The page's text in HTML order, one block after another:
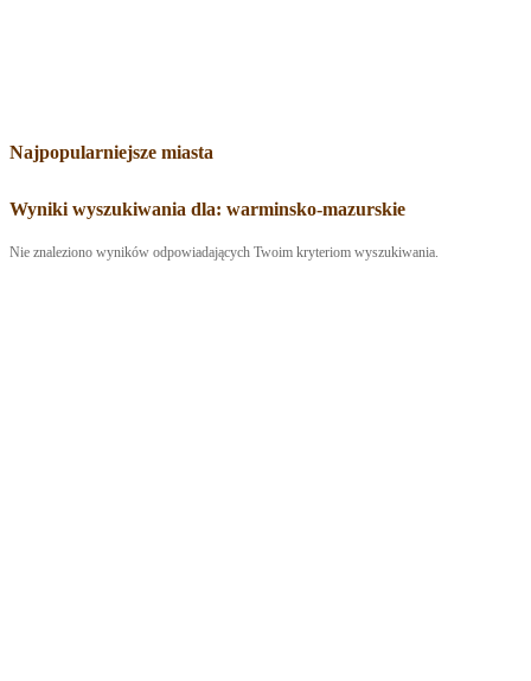
Najpopularniejsze miasta
Wyniki wyszukiwania dla: warminsko-mazurskie
Nie znaleziono wyników odpowiadających Twoim kryteriom wyszukiwania.